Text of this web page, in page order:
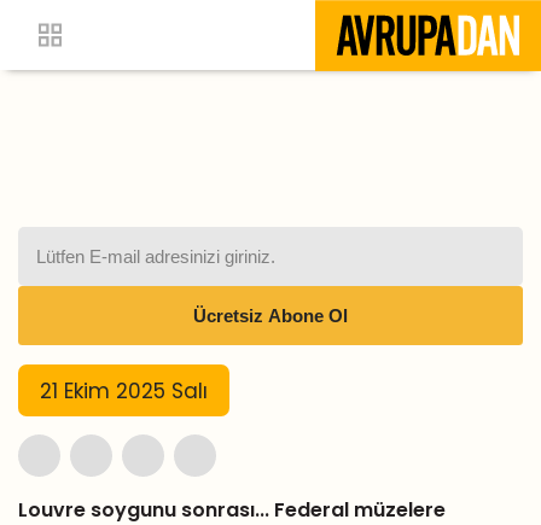
21 Ekim 2025 Salı
Louvre soygunu sonrası... Federal müzelere